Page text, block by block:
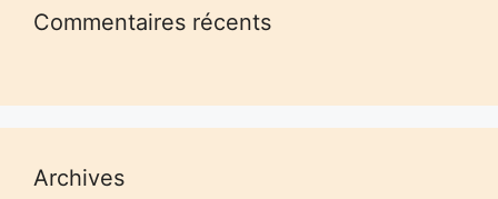
Commentaires récents
Archives